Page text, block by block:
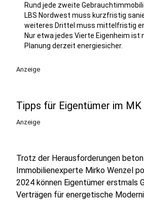
Rund jede zweite
LBS Nordwest muss kurzfristig
weiteres Drittel muss mittelfristig
Nur etwa jedes Vierte Eigenheim ist
Planung derzeit energiesicher.
Anzeige
Tipps für Eigentümer im MK
Anzeige
Trotz der Herausforderungen
Immobilienexperte Mirko Wenzel
2024 können Eigentümer erstmals
Verträgen für energetische